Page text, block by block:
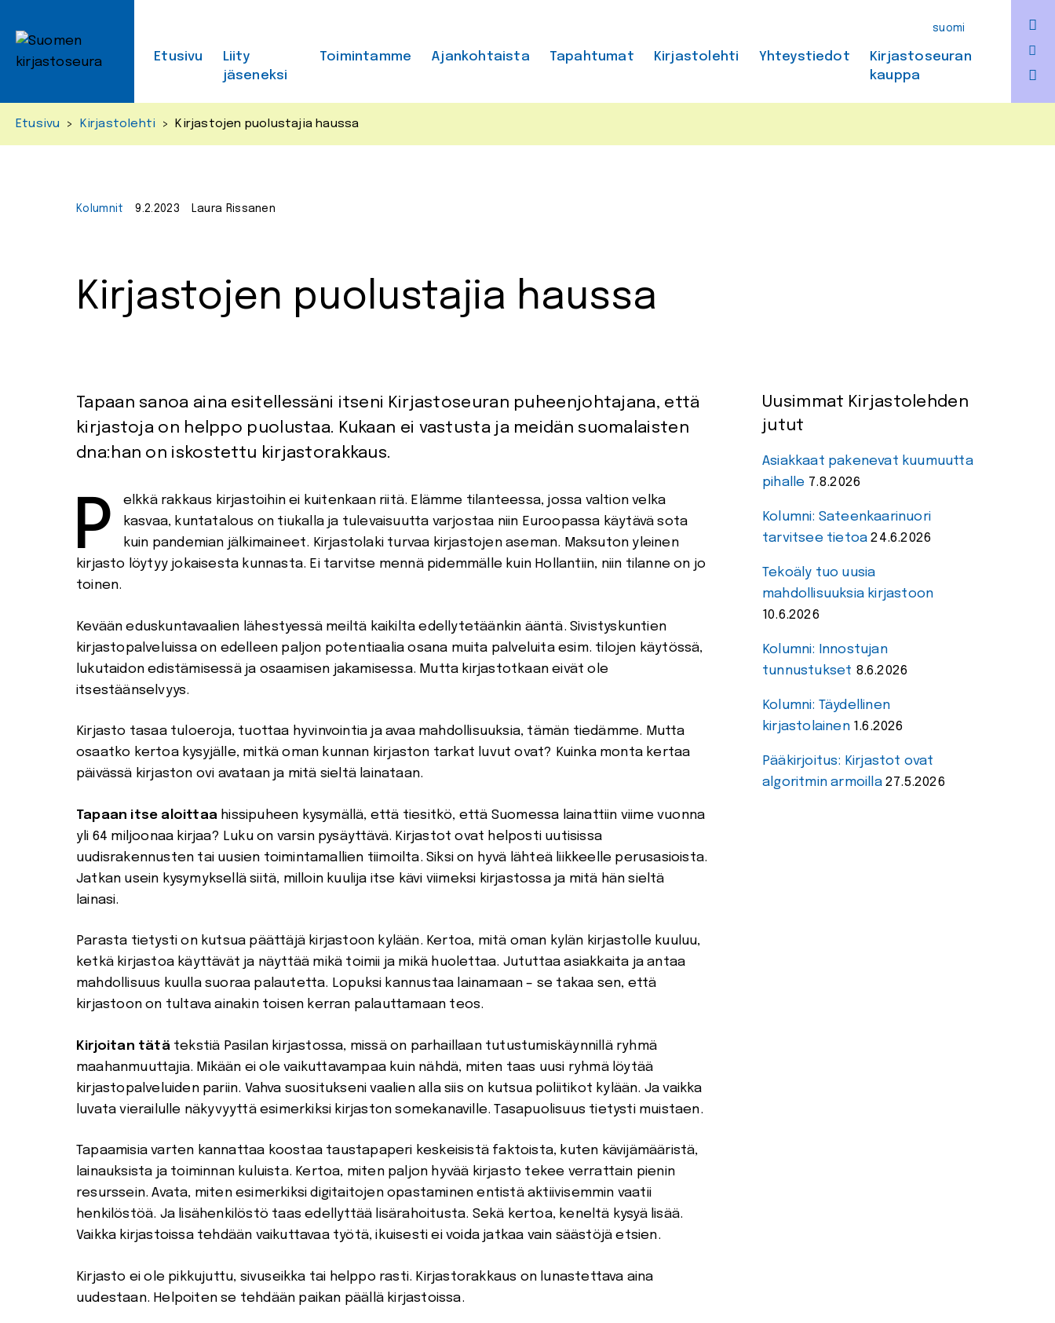
suomi
Etusivu
Liity
jäseneksi
Toimintamme Ajankohtaista Tapahtumat Kirjastolehti Yhteystiedot
Kirjastoseuran
kauppa
Etusivu > Kirjastolehti > Kirjastojen puolustajia haussa
Kolumnit 9.2.2023 Laura Rissanen
Kirjastojen puolustajia haussa
Tapaan sanoa aina esitellessäni itseni Kirjastoseuran puheenjohtajana, että
kirjastoja on helppo puolustaa. Kukaan ei vastusta ja meidän suomalaisten
dna:han on iskostettu kirjastorakkaus.
Pelkkä rakkaus kirjastoihin ei kuitenkaan riitä. Elämme tilanteessa, jossa valtion velka
kasvaa, kuntatalous on tiukalla ja tulevaisuutta varjostaa niin Euroopassa käytävä sota
kuin pandemian jälkimaineet. Kirjastolaki turvaa kirjastojen aseman. Maksuton yleinen
kirjasto löytyy jokaisesta kunnasta. Ei tarvitse mennä pidemmälle kuin Hollantiin, niin tilanne on jo
toinen.
Kevään eduskuntavaalien lähestyessä meiltä kaikilta edellytetäänkin ääntä. Sivistyskuntien
kirjastopalveluissa on edelleen paljon potentiaalia osana muita palveluita esim. tilojen käytössä,
lukutaidon edistämisessä ja osaamisen jakamisessa. Mutta kirjastotkaan eivät ole
itsestäänselvyys.
Kirjasto tasaa tuloeroja, tuottaa hyvinvointia ja avaa mahdollisuuksia, tämän tiedämme. Mutta
osaatko kertoa kysyjälle, mitkä oman kunnan kirjaston tarkat luvut ovat? Kuinka monta kertaa
päivässä kirjaston ovi avataan ja mitä sieltä lainataan.
Tapaan itse aloittaa hissipuheen kysymällä, että tiesitkö, että Suomessa lainattiin viime vuonna
yli 64 miljoonaa kirjaa? Luku on varsin pysäyttävä. Kirjastot ovat helposti uutisissa
uudisrakennusten tai uusien toimintamallien tiimoilta. Siksi on hyvä lähteä liikkeelle perusasioista.
Jatkan usein kysymyksellä siitä, milloin kuulija itse kävi viimeksi kirjastossa ja mitä hän sieltä
lainasi.
Parasta tietysti on kutsua päättäjä kirjastoon kylään. Kertoa, mitä oman kylän kirjastolle kuuluu,
ketkä kirjastoa käyttävät ja näyttää mikä toimii ja mikä huolettaa. Jututtaa asiakkaita ja antaa
mahdollisuus kuulla suoraa palautetta. Lopuksi kannustaa lainamaan – se takaa sen, että
kirjastoon on tultava ainakin toisen kerran palauttamaan teos.
Kirjoitan tätätekstiä Pasilan kirjastossa, missä on parhaillaan tutustumiskäynnillä ryhmä
maahanmuuttajia. Mikään ei ole vaikuttavampaa kuin nähdä, miten taas uusi ryhmä löytää
kirjastopalveluiden pariin. Vahva suositukseni vaalien alla siis on kutsua poliitikot kylään. Ja vaikka
luvata vierailulle näkyvyyttä esimerkiksi kirjaston somekanaville. Tasapuolisuus tietysti muistaen.
Tapaamisia varten kannattaa koostaa taustapaperi keskeisistä faktoista, kuten kävijämääristä,
lainauksista ja toiminnan kuluista. Kertoa, miten paljon hyvää kirjasto tekee verrattain pienin
resurssein. Avata, miten esimerkiksi digitaitojen opastaminen entistä aktiivisemmin vaatii
henkilöstöä. Ja lisähenkilöstö taas edellyttää lisärahoitusta. Sekä kertoa, keneltä kysyä lisää.
Vaikka kirjastoissa tehdään vaikuttavaa työtä, ikuisesti ei voida jatkaa vain säästöjä etsien.
Kirjasto ei ole pikkujuttu, sivuseikka tai helppo rasti. Kirjastorakkaus on lunastettava aina
uudestaan. Helpoiten se tehdään paikan päällä kirjastoissa.
Uusimmat Kirjastolehden
jutut
Asiakkaat pakenevat kuumuutta
pihalle 7.8.2026
Kolumni: Sateenkaarinuori
tarvitsee tietoa 24.6.2026
Tekoäly tuo uusia
mahdollisuuksia kirjastoon
10.6.2026
Kolumni: Innostujan
tunnustukset 8.6.2026
Kolumni: Täydellinen
kirjastolainen 1.6.2026
Pääkirjoitus: Kirjastot ovat
algoritmin armoilla 27.5.2026